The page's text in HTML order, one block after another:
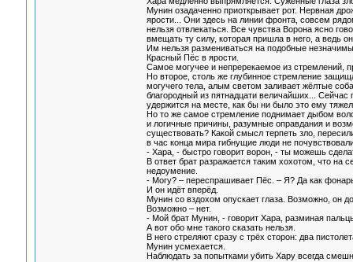
Мунин озадаченно приоткрывает рот. Нервная
ярости... Они здесь на линии фронта, совсем
нельзя отвлекаться. Все чувства Ворона ясно
вмещать ту силу, которая пришла в него, а ведь
Им нельзя размениваться на подобные
Красный Пёс в ярости.
Самое могучее и непререкаемое из стремлений,
Но второе, столь же глубинное стремление
могучего тела, алым светом заливает жёлтые
благородный из пятнадцати величайших...
удержится на месте, как бы ни было это ему
Но то же самое стремление поднимает дыбом
и логичные причины, разумные оправдания и
существовать? Какой смысл терпеть зло,
в час конца мира гибнущие люди не
- Хара, - быстро говорит ворон, - ты можешь
В ответ брат разражается таким хохотом, что
недоумение.
- Могу? – переспрашивает Пёс. – Я? Да как
И он идёт вперёд.
Мунин со вздохом опускает глаза. Возможно, он
Возможно – нет.
- Мой брат Мунин, - говорит Хара, разминая
А вот обо мне такого сказать нельзя.
В него стреляют сразу с трёх сторон: два
Мунин усмехается.
Наблюдать за попытками убить Хару всегда